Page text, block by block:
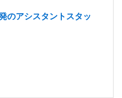
のアシスタントスタッ